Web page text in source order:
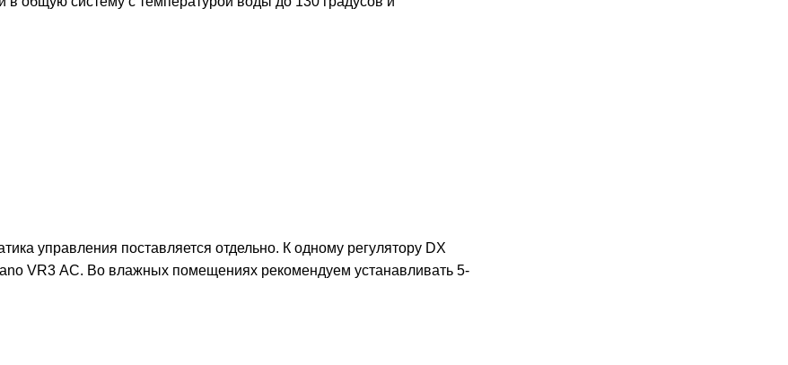
управления поставляется отдельно. К одному регулятору DX
VR3 АС. Во влажных помещениях рекомендуем устанавливать 5-